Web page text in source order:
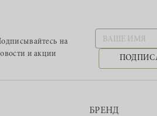
на
и акции
БРЕНД